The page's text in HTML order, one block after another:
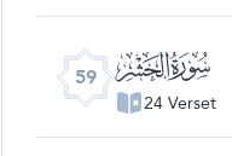
59 ﯨ
24 Verset